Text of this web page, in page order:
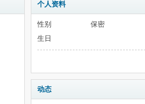
个人资料
性别
保密
生日
动态